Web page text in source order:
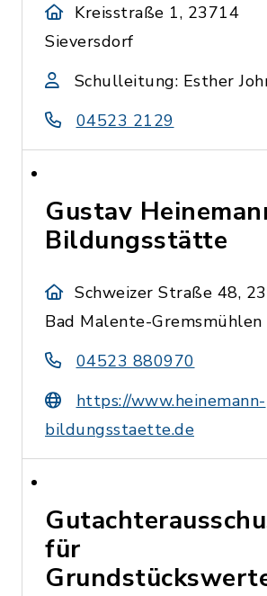
Kreisstraße 1, 23714
Sieversdorf
Schulleitung: Esther
04523 2129
Gustav
Bildungsstätte
Schweizer Straße 48,
Bad Malente-Gremsmühlen
04523 880970
https://www.heinemann-
bildungsstaette.de
für